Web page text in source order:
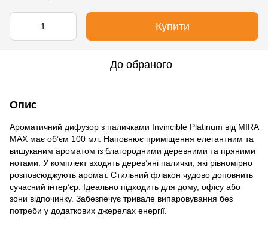
Купити
До обраного
Опис
Ароматичний дифузор з паличками Invincible Platinum від MIRA
MAX має об’єм 100 мл. Наповнює приміщення елегантним та
вишуканим ароматом із благородними деревними та пряними
нотами. У комплект входять дерев’яні палички, які рівномірно
розповсюджують аромат. Стильний флакон чудово доповнить
сучасний інтер’єр. Ідеально підходить для дому, офісу або
зони відпочинку. Забезпечує тривале випаровування без
потреби у додаткових джерелах енергії.